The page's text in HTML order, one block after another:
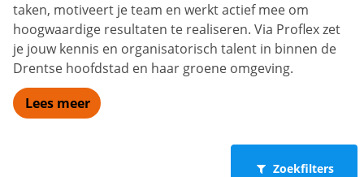
taken, motiveert je team en werkt actief mee om
hoogwaardige resultaten te realiseren. Via Proflex zet
je jouw kennis en organisatorisch talent in binnen de
Drentse hoofdstad en haar groene omgeving.
Lees meer
Zoekfilters